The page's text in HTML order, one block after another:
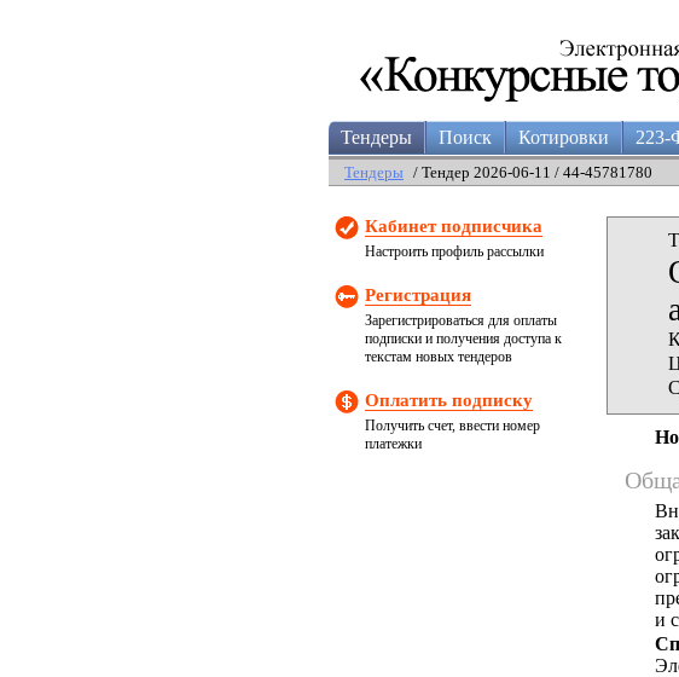
Тендеры Поиск Котировки 223-
Тендеры / Тендер 2026-06-11 / 44-45781780
Кабинет подписчика
Настроить профиль рассылки
Регистрация
Зарегистрироваться для оплаты
подписки и получения доступа к
текстам новых тендеров
Оплатить подписку
Получить счет, ввести номер
платежки
и